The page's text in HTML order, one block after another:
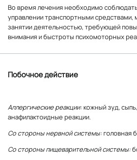
Во время лечения необходимо
управлении транспортными средствами,
занятии деятельностью, требующей
внимания и быстроты психомоторных
Побочное действие
Аллергические реакции: кожный зуд,
анафилактоидные реакции.
Со стороны нервной системы: головная
Со стороны пищеварительной системы: